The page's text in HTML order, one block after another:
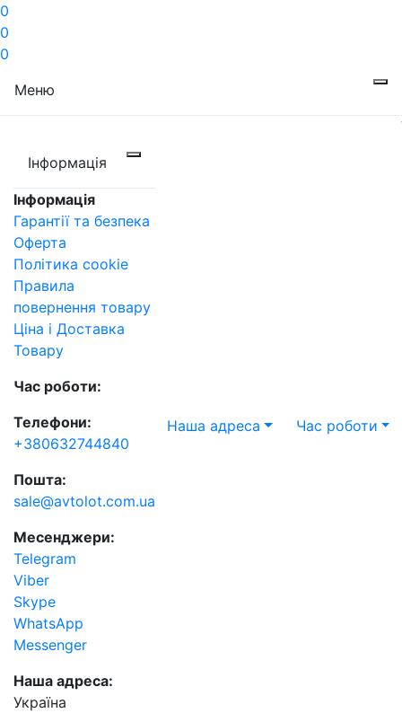
0
0
0
Меню
Інформація
Інформація
Гарантії та безпека
Оферта
Політика cookie
Правила
повернення товару
Ціна і Доставка
Товару
Час роботи:
Телефони:
+380632744840
Пошта:
sale@avtolot.com.ua
Месенджери:
Telegram
Viber
Skype
WhatsApp
Messenger
Наша адреса:
Українa
Наша адреса Час роботи